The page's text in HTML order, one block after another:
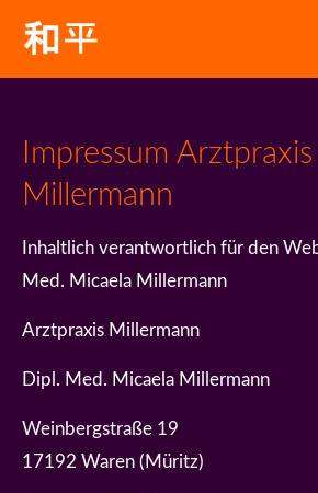
Impressum Arztpraxis
Millermann
Inhaltlich verantwortlich für den
Med. Micaela Millermann
Arztpraxis Millermann
Dipl. Med. Micaela Millermann
Weinbergstraße 19
17192 Waren (Müritz)